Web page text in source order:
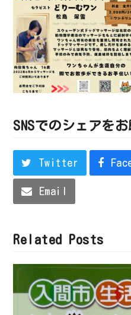
SNSでのシェアを
Twitter
Email
Related Posts